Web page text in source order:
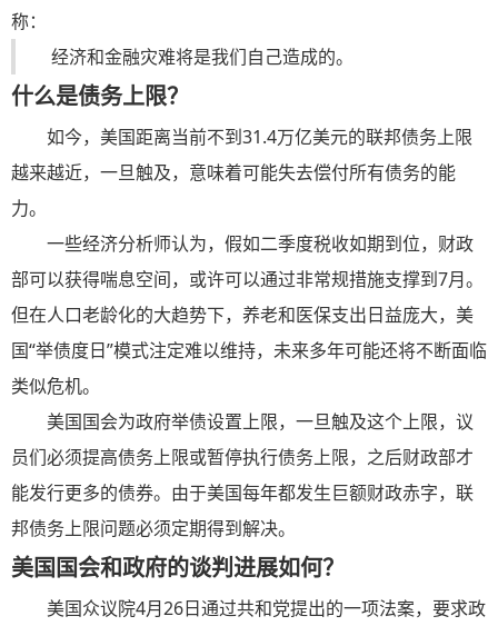
称：
经济和金融灾难将是我们自己造成的。
什么是债务上限？
如今，美国距离当前不到31.4万亿美元的联邦债务上限
越来越近，一旦触及，意味着可能失去偿付所有债务的能
力。
一些经济分析师认为，假如二季度税收如期到位，财政
部可以获得喘息空间，或许可以通过非常规措施支撑到7月。
但在人口老龄化的大趋势下，养老和医保支出日益庞大，美
国“举债度日”模式注定难以维持，未来多年可能还将不断面临
类似危机。
美国国会为政府举债设置上限，一旦触及这个上限，议
员们必须提高债务上限或暂停执行债务上限，之后财政部才
能发行更多的债券。由于美国每年都发生巨额财政赤字，联
邦债务上限问题必须定期得到解决。
美国国会和政府的谈判进展如何？
美国众议院4月26日通过共和党提出的一项法案，要求政